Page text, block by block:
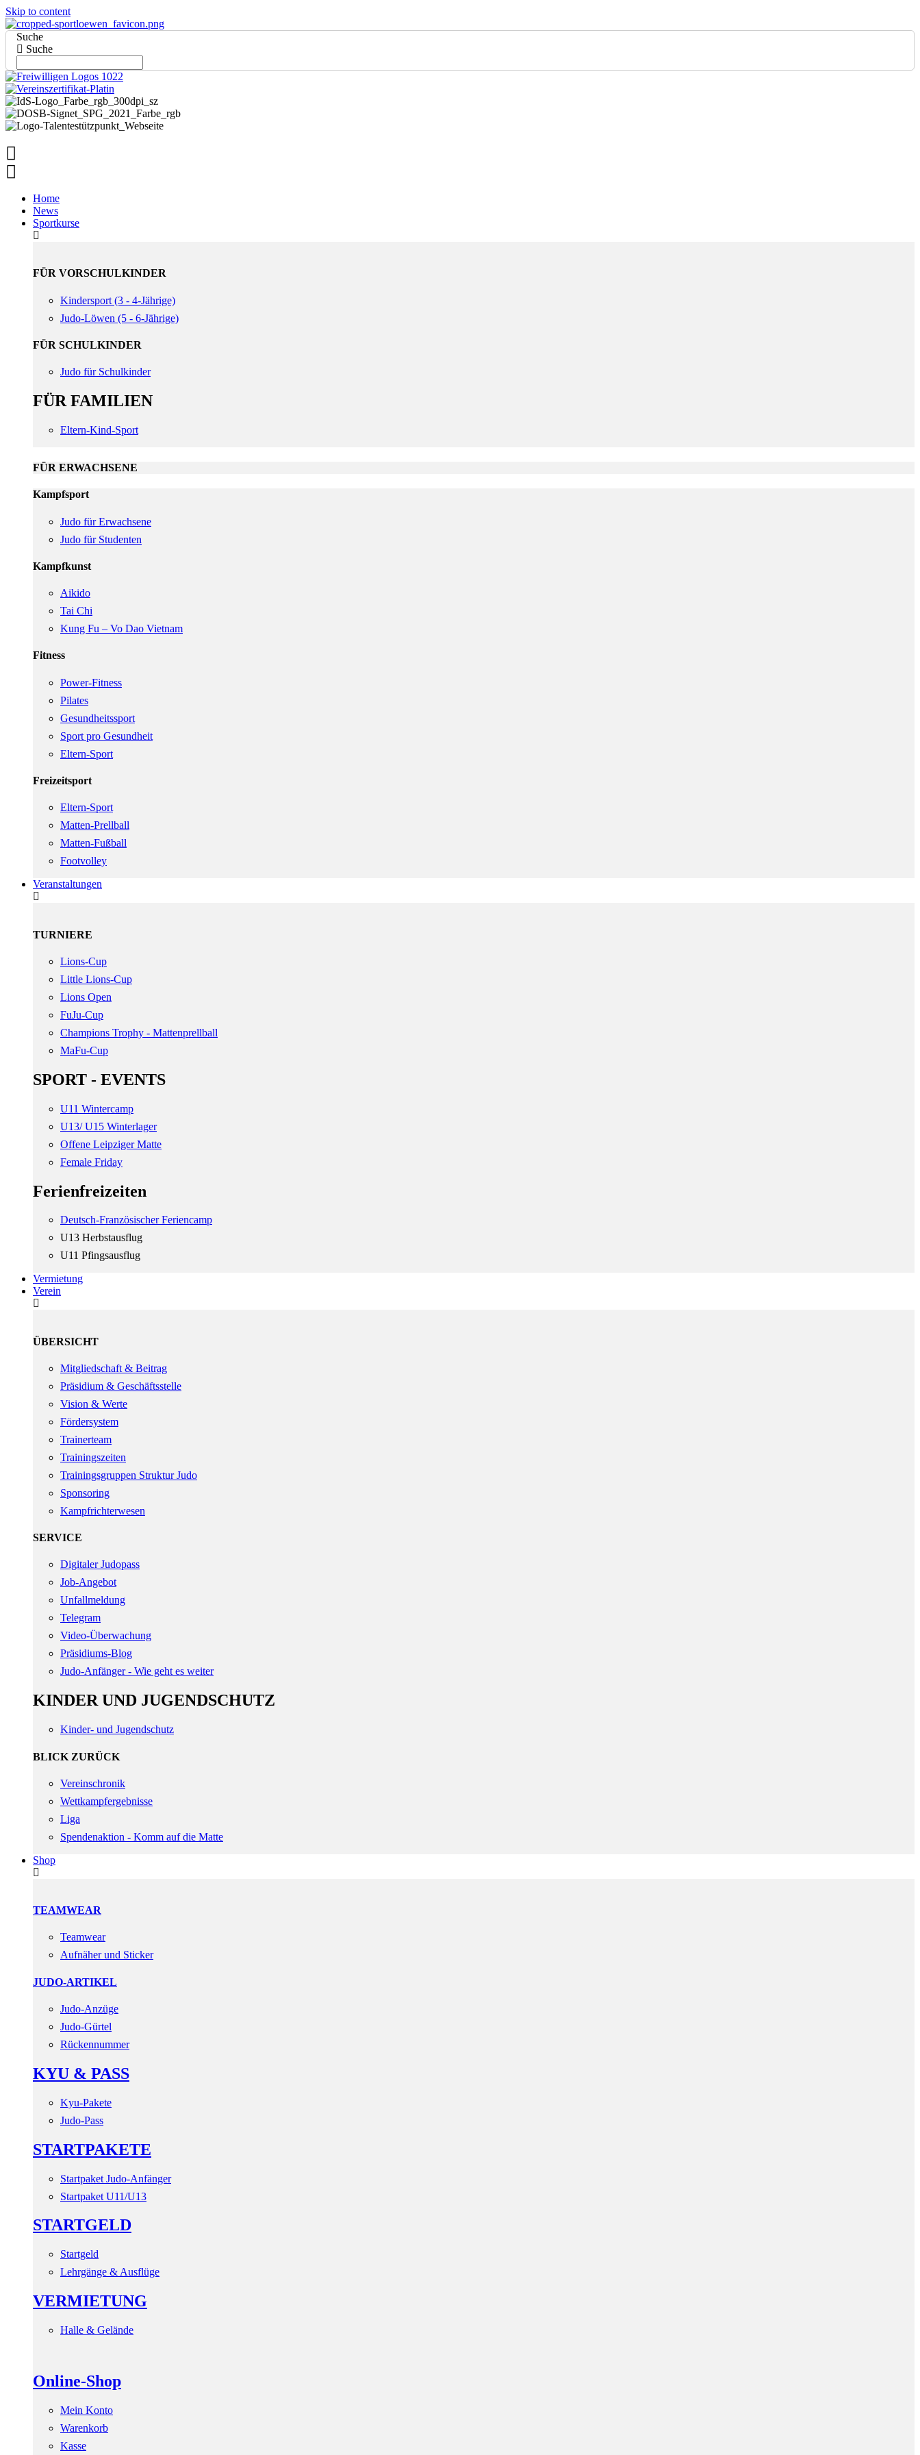
Skip to content
Suche
Suche
Home
News
Sportkurse
FÜR VORSCHULKINDER
Kindersport (3 - 4-Jährige)
Judo-Löwen (5 - 6-Jährige)
FÜR SCHULKINDER
Judo für Schulkinder
FÜR FAMILIEN
Eltern-Kind-Sport
FÜR ERWACHSENE
Kampfsport
Judo für Erwachsene
Judo für Studenten
Kampfkunst
Aikido
Tai Chi
Kung Fu – Vo Dao Vietnam
Fitness
Power-Fitness
Pilates
Gesundheitssport
Sport pro Gesundheit
Eltern-Sport
Freizeitsport
Eltern-Sport
Matten-Prellball
Matten-Fußball
Footvolley
Veranstaltungen
TURNIERE
Lions-Cup
Little Lions-Cup
Lions Open
FuJu-Cup
Champions Trophy - Mattenprellball
MaFu-Cup
SPORT - EVENTS
U11 Wintercamp
U13/ U15 Winterlager
Offene Leipziger Matte
Female Friday
Ferienfreizeiten
Deutsch-Französischer Feriencamp
U13 Herbstausflug
U11 Pfingsausflug
Vermietung
Verein
ÜBERSICHT
Mitgliedschaft & Beitrag
Präsidium & Geschäftsstelle
Vision & Werte
Fördersystem
Trainerteam
Trainingszeiten
Trainingsgruppen Struktur Judo
Sponsoring
Kampfrichterwesen
SERVICE
Digitaler Judopass
Job-Angebot
Unfallmeldung
Telegram
Video-Überwachung
Präsidiums-Blog
Judo-Anfänger - Wie geht es weiter
KINDER UND JUGENDSCHUTZ
Kinder- und Jugendschutz
BLICK ZURÜCK
Vereinschronik
Wettkampfergebnisse
Liga
Spendenaktion - Komm auf die Matte
Shop
TEAMWEAR
Teamwear
Aufnäher und Sticker
JUDO-ARTIKEL
Judo-Anzüge
Judo-Gürtel
Rückennummer
KYU & PASS
Kyu-Pakete
Judo-Pass
STARTPAKETE
Startpaket Judo-Anfänger
Startpaket U11/U13
STARTGELD
Startgeld
Lehrgänge & Ausflüge
VERMIETUNG
Halle & Gelände
Online-Shop
Mein Konto
Warenkorb
Kasse